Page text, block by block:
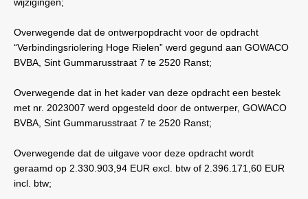
Overwegende dat de ontwerpopdracht voor de opdracht
“Verbindingsriolering Hoge Rielen” werd gegund aan GOWACO
BVBA, Sint Gummarusstraat 7 te 2520 Ranst;
Overwegende dat in het kader van deze opdracht een bestek
met nr. 2023007 werd opgesteld door de ontwerper, GOWACO
BVBA, Sint Gummarusstraat 7 te 2520 Ranst;
Overwegende dat de uitgave voor deze opdracht wordt
geraamd op 2.330.903,94 EUR excl. btw of 2.396.171,60 EUR
incl. btw;